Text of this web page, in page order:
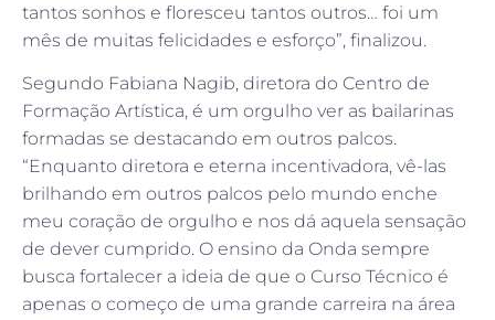
tantos sonhos e floresceu tantos outros… foi um
mês de muitas felicidades e esforço”, finalizou.
Segundo Fabiana Nagib, diretora do Centro de
Formação Artística, é um orgulho ver as bailarinas
formadas se destacando em outros palcos.
“Enquanto diretora e eterna incentivadora, vê-las
brilhando em outros palcos pelo mundo enche
meu coração de orgulho e nos dá aquela sensação
de dever cumprido. O ensino da Onda sempre
busca fortalecer a ideia de que o Curso Técnico é
apenas o começo de uma grande carreira na área